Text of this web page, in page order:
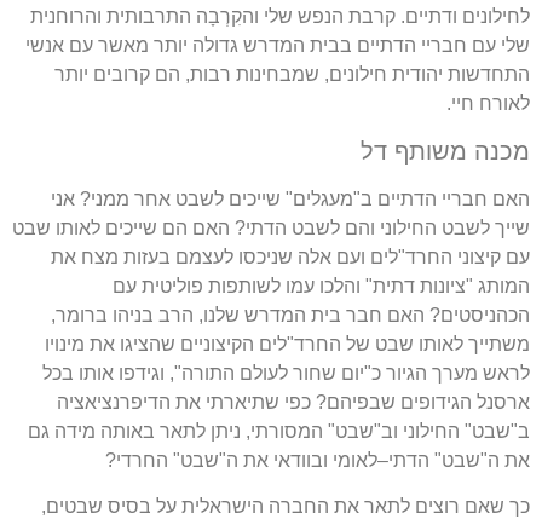
לחילונים ודתיים. קרבת הנפש שלי והקִרְבָה התרבותית והרוחנית
שלי עם חבריי הדתיים בבית המדרש גדולה יותר מאשר עם אנשי
התחדשות יהודית חילונים, שמבחינות רבות, הם קרובים יותר
לאורח חיי.
מכנה משותף דל
האם חבריי הדתיים ב"מעגלים" שייכים לשבט אחר ממני? אני
שייך לשבט החילוני והם לשבט הדתי? האם הם שייכים לאותו שבט
עם קיצוני החרד"לים ועם אלה שניכסו לעצמם בעזות מצח את
המותג "ציונות דתית" והלכו עמו לשותפות פוליטית עם
הכהניסטים? האם חבר בית המדרש שלנו, הרב בניהו ברומר,
משתייך לאותו שבט של החרד"לים הקיצוניים שהציגו את מינויו
לראש מערך הגיור כ"יום שחור לעולם התורה", וגידפו אותו בכל
ארסנל הגידופים שבפיהם? כפי שתיארתי את הדיפרנציאציה
ב"שבט" החילוני וב"שבט" המסורתי, ניתן לתאר באותה מידה גם
את ה"שבט" הדתי–לאומי ובוודאי את ה"שבט" החרדי?
כך שאם רוצים לתאר את החברה הישראלית על בסיס שבטים,